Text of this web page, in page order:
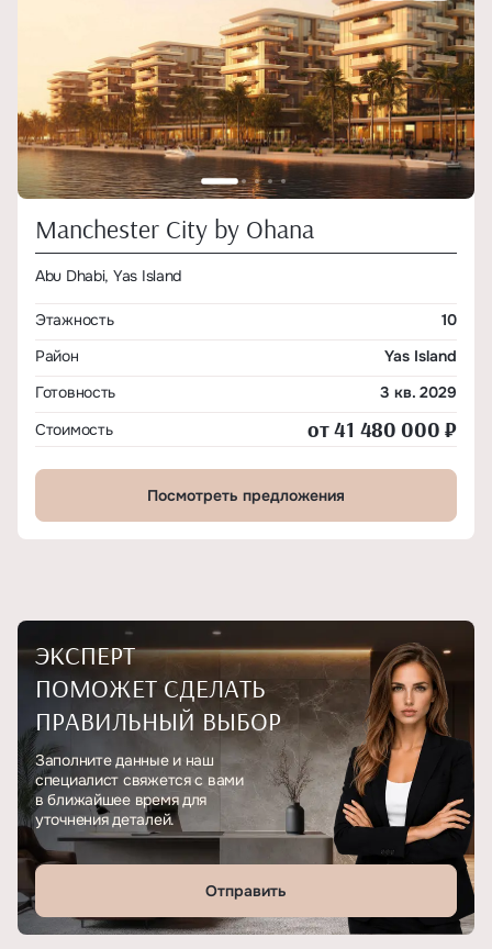
Manchester City by Ohana
Abu Dhabi, Yas Island
Этажность
10
Район
Yas Island
Готовность
3 кв. 2029
Стоимость
от 41 480 000 ₽
Посмотреть предложения
ЭКСПЕРТ
ПОМОЖЕТ СДЕЛАТЬ
ПРАВИЛЬНЫЙ ВЫБОР
Заполните данные и наш
специалист свяжется с вами
в ближайшее время для
уточнения деталей.
Отправить